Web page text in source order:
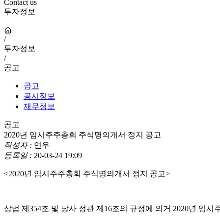
Contact us
투자정보
/
투자정보
/
공고
공고
공시정보
재무정보
공고
2020년 임시주주총회 주식명의개서 정지 공고
작성자 : 연우
등록일 : 20-03-24 19:09
<2020년 임시주주총회 주식명의개서 정지 공고>
상법 제354조 및 당사 정관 제16조의 규정에 의거 2020년 임시